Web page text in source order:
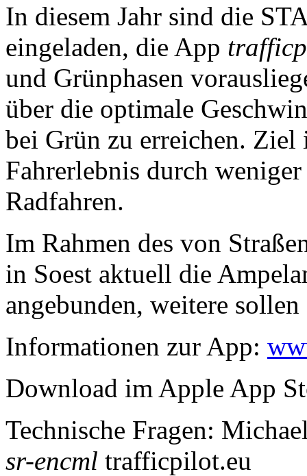
In diesem Jahr sind die
eingeladen, die App
und Grünphasen
über die optimale
bei Grün zu erreichen. Ziel
Fahrerlebnis durch
Radfahren.
Im Rahmen des von
in Soest aktuell die
angebunden, weitere
Informationen zur App:
Download im Apple App
Technische Fragen:
sr-encml trafficpilot.eu